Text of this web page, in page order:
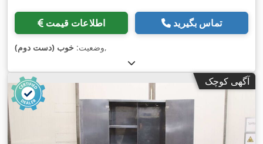
اطلاعات قیمت تماس بگیرید
وضعیت: خوب (دست دوم) ,
آگهی کوچک